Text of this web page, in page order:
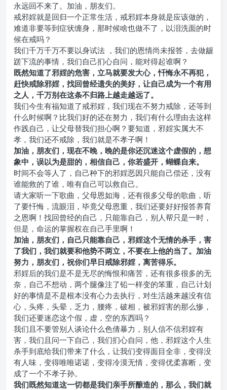
永远回不来了。加油，朋友们。
戒邪婬就是回归一个正常生活，戒邪婬本身就是应该做的，
难道非要等到症状缠身，那时候啥也做不了，以泪洗面的时
候在戒吗？
我们千万千万不要以身试法 ，我们的恩情尚未报答，去做龌
蹉下流的事情，我们自己扪心自问，能对得起谁啊？
既然知道了邪婬的危害，立马就要发大心，忏悔永不再犯，
赶快戒除邪婬，找回曾经遗失的美好，让自己成为一个有用
之人，千万别在这条不归路上越走越远了。
我们今生有福知道了戒邪婬，我们现在不努力戒除，还等到
什么时候啊？比我们好的还在努力，我们有什么理由去这样
作践自己，让父母替我们担心啊？要知道，邪婬实属大不
孝，我们还不戒除，我们就是不孝子啊！
加油，朋友们，现在不晚，晚的是你还沉迷这个虚假的，想
象中，误以为是甜的，相信自己，你若盛开，蝴蝶自来。
时间不会等人了，自己种下的邪婬恶因只能自己偿还，没有
谁能救的了谁，唯有自己可以救自己。
请大家听一下歌曲，父母恩如海，还有很多父母的歌曲，听
了要忏悔，流眼泪，毕竟父母恩重，我们还要好好报答养育
之恩啊！找回曾经的自己，只能靠自己，别人帮只是一时，
但是，命运的掌握权在自己手里啊！
加油，朋友们，自己只能靠自己，邪婬这个无情的杀手，害
了我们，我们就要和他势不两立，不要在上他的当了。加油
努力，朋友们，祝你们早日戒除邪婬，离苦得乐。
邪婬后的我们是不是无尽的悔恨和痛苦，还有很多很多的无
奈，自己不想动，两个腿像注了铅一样变的笨重，自己计划
好的事情是不是根本没有心力去执行，对生活越来越没有信
心，头疼，头晕，乏力，腰疼，破相，被邪婬害的那么惨，
我们还要迷恋这个假，虚，空的东西吗？
我们且不要管别人谈论什么色倩暴力，别人信不信邪婬有
害，我们且问一下自己，我们扪心自问，他，邪婬这个人生
杀手到底给我们带来了什么，让我们变得面目全非，变得没
有人味，变得唯唯诺诺，变得冷漠无情，变得优柔寡断，变
成了一个不孝子孙。
我们既然知道这一切都是我们亲手所酿造的，那么，我们就